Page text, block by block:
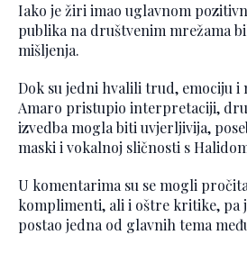
Iako je žiri imao uglavnom
publika na društvenim mrežama
mišljenja.
Dok su jedni hvalili trud, emociju i
Amaro pristupio interpretaciji,
izvedba mogla biti uvjerljivija,
maski i vokalnoj sličnosti s
U komentarima su se mogli
komplimenti, ali i oštre kritike, pa
postao jedna od glavnih tema